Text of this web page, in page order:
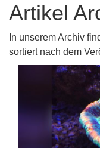
Artikel
In unserem Archiv
sortiert nach dem